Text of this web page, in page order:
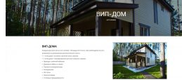
Menu
8 800 300 83 47